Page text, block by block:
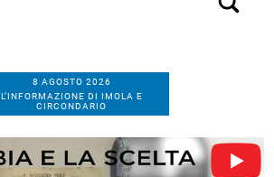
8 AGOSTO 2026
L’INFORMAZIONE DI IMOLA E
CIRCONDARIO